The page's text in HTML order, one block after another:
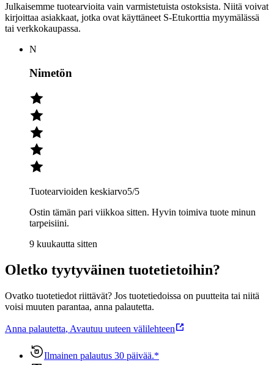
Julkaisemme tuotearvioita vain varmistetuista ostoksista. Niitä voivat
kirjoittaa asiakkaat, jotka ovat käyttäneet S-Etukorttia myymälässä
tai verkkokaupassa.
N
Nimetön
Tuotearvioiden keskiarvo5/5
Ostin tämän pari viikkoa sitten. Hyvin toimiva tuote minun
tarpeisiini.
9 kuukautta sitten
Oletko tyytyväinen tuotetietoihin?
Ovatko tuotetiedot riittävät? Jos tuotetiedoissa on puutteita tai niitä
voisi muuten parantaa, anna palautetta.
Anna palautetta, Avautuu uuteen välilehteen
Ilmainen palautus 30 päivää.*